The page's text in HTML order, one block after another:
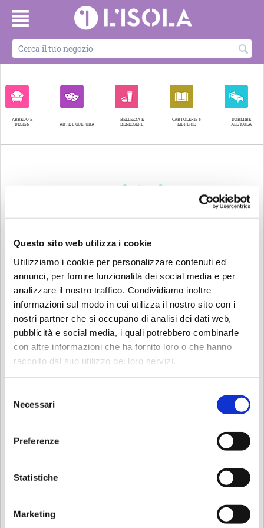
Questo sito web utilizza i cookie
Utilizziamo i cookie per personalizzare contenuti ed
annunci, per fornire funzionalità dei social media e per
analizzare il nostro traffico. Condividiamo inoltre
informazioni sul modo in cui utilizza il nostro sito con i
nostri partner che si occupano di analisi dei dati web,
pubblicità e social media, i quali potrebbero combinarle
con altre informazioni che ha fornito loro o che hanno
raccolto dal suo utilizzo dei loro servizi.
delNecessari
Preferenze
Statistiche
Marketing
ARREDO E
DESIGN
ARTE E CULTURA
BELLEZZA E
BENESSERE
CARTOLERIE e
LIBRERIE
DORMIRE
ALL'ISOLA
Mercato Comunale Isola
10 botteghe alimentari, 10 cucine e 1 scuola di cucina. Un
luogo dove fare la spesa, fermarsi a mangiare e prendere
parte alle diverse attività culturali e territoriali legate al
Il Mercato Comunale Isola nasce nel 1946 nella struttura
Nel 2022 riapre dopo 3 anni di chiusura e diventa un luogo
d’incontro dove poter apprezzare prodotti di prima scelta e